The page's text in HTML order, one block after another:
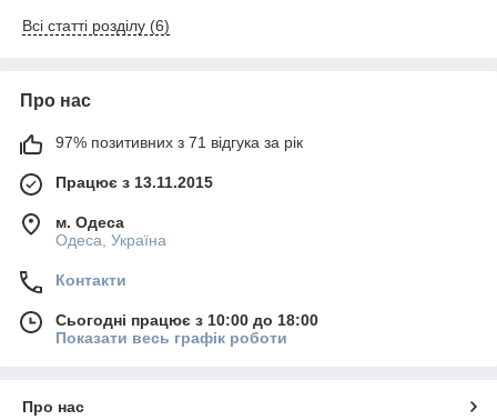
Всі статті розділу (6)
Про нас
97% позитивних з 71 відгука за рік
Працює з 13.11.2015
м. Одеса
Одеса, Україна
Контакти
Сьогодні працює з 10:00 до 18:00
Показати весь графік роботи
Про нас